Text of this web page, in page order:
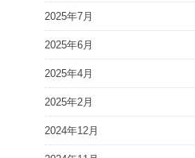
2025年7月
2025年6月
2025年4月
2025年2月
2024年12月